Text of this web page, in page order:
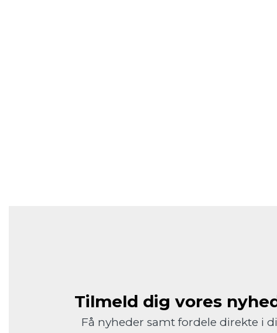
Tilmeld dig vores
Få nyheder samt fordele direkte i